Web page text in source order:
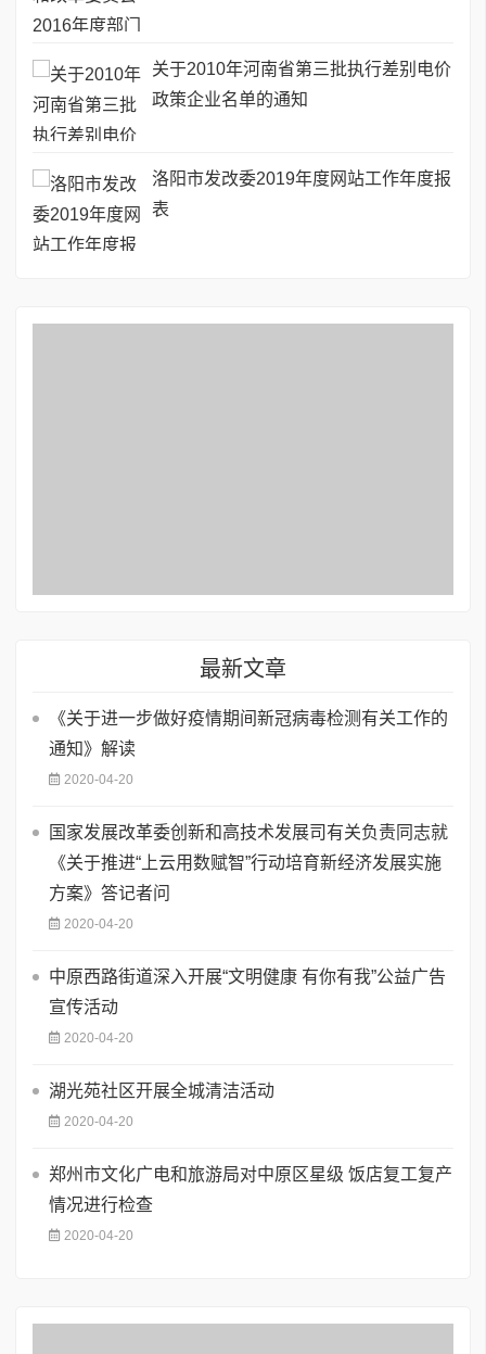
关于2010年河南省第三批执行差别电价
政策企业名单的通知
洛阳市发改委2019年度网站工作年度报
表
最新文章
《关于进一步做好疫情期间新冠病毒检测有关工作的
通知》解读
2020-04-20
国家发展改革委创新和高技术发展司有关负责同志就
《关于推进“上云用数赋智”行动培育新经济发展实施
方案》答记者问
2020-04-20
中原西路街道深入开展“文明健康 有你有我”公益广告
宣传活动
2020-04-20
湖光苑社区开展全城清洁活动
2020-04-20
郑州市文化广电和旅游局对中原区星级 饭店复工复产
情况进行检查
2020-04-20